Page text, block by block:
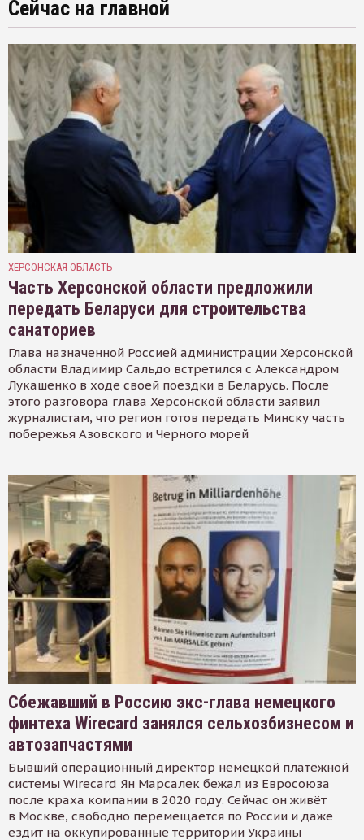
Сейчас на главной
ХЕРСОНСКАЯ ОБЛАСТЬ
Часть Херсонской области предложили
передать Беларуси для строительства
санаториев
Глава назначенной Россией администрации Херсонской
области Владимир Сальдо встретился с Александром
Лукашенко в ходе своей поездки в Беларусь. После
этого разговора глава Херсонской области заявил
журналистам, что регион готов передать Минску часть
побережья Азовского и Черного морей
Сбежавший в Россию экс-глава немецкого
финтеха Wirecard занялся сельхозбизнесом и
автозапчастями
Бывший операционный директор немецкой платёжной
системы Wirecard Ян Марсалек бежал из Евросоюза
после краха компании в 2020 году. Сейчас он живёт
в Москве, свободно перемещается по России и даже
ездит на оккупированные территории Украины